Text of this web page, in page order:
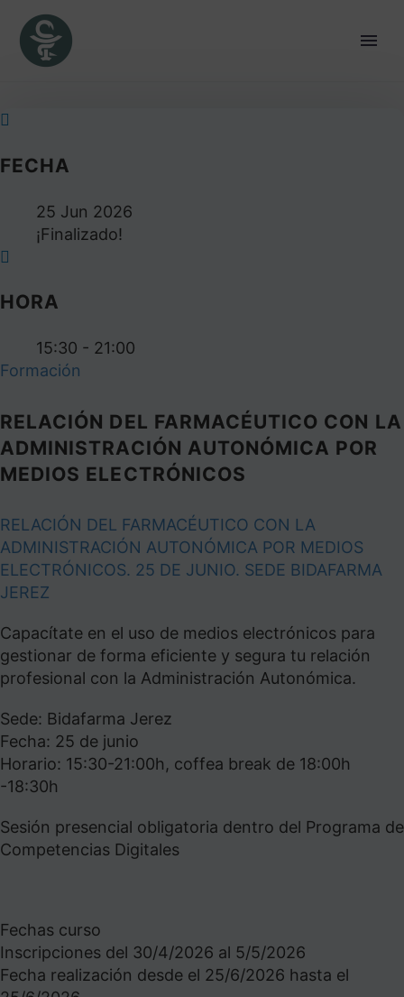
FECHA
25 Jun 2026
¡Finalizado!
HORA
15:30 - 21:00
Formación
RELACIÓN DEL FARMACÉUTICO CON LA
ADMINISTRACIÓN AUTONÓMICA POR
MEDIOS ELECTRÓNICOS
RELACIÓN DEL FARMACÉUTICO CON LA
ADMINISTRACIÓN AUTONÓMICA POR MEDIOS
ELECTRÓNICOS. 25 DE JUNIO. SEDE BIDAFARMA
JEREZ
Capacítate en el uso de medios electrónicos para
gestionar de forma eficiente y segura tu relación
profesional con la Administración Autonómica.
Sede: Bidafarma Jerez
Fecha: 25 de junio
Horario: 15:30-21:00h, coffea break de 18:00h
-18:30h
Sesión presencial obligatoria dentro del Programa de
Competencias Digitales
Fechas curso
Inscripciones del 30/4/2026 al 5/5/2026
Fecha realización desde el 25/6/2026 hasta el